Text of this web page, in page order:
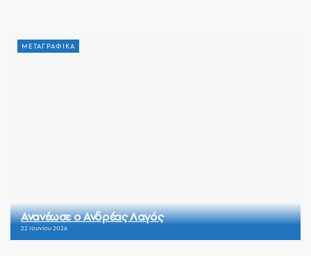
ΜΕΤΑΓΡΑΦΙΚΑ
Ανανέωσε ο Ανδρέας Λαγός
22 Ιουνίου 2026